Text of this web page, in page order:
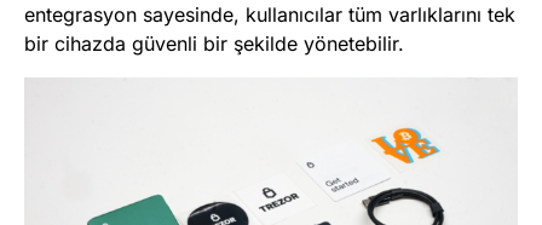
entegrasyon sayesinde, kullanıcılar tüm varlıklarını tek
bir cihazda güvenli bir şekilde yönetebilir.